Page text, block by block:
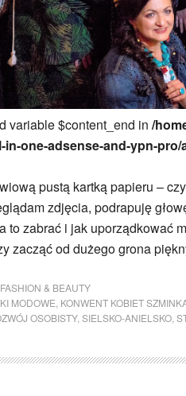
variable $content_end in /
one-adsense-and-ypn-
pustą kartką papieru –
zdjęcia, podrapuję
to zabrać i jak uporządkować
zacząć od dużego grona
FASHION & BEAUTY
MODOWE KONWENT KOBIET
OSOBISTY, SIELSKO-ANIELSKO